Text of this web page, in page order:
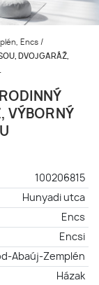
Encs /
DVOJGARÁŽ,
VÝBORNÝ
100206815
Hunyadi utca
Encs
Encsi
Abaúj-Zemplén
Házak